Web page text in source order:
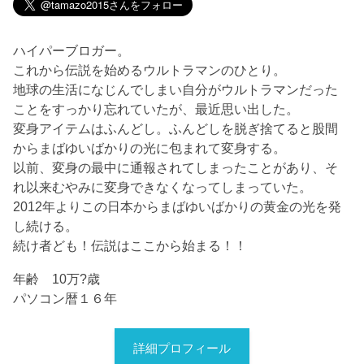
ハイパーブロガー。
これから伝説を始めるウルトラマンのひとり。
地球の生活になじんでしまい自分がウルトラマンだった
ことをすっかり忘れていたが、最近思い出した。
変身アイテムはふんどし。ふんどしを脱ぎ捨てると股間
からまばゆいばかりの光に包まれて変身する。
以前、変身の最中に通報されてしまったことがあり、そ
れ以来むやみに変身できなくなってしまっていた。
2012年よりこの日本からまばゆいばかりの黄金の光を発
し続ける。
続け者ども！伝説はここから始まる！！
年齢 10万?歳
パソコン暦１６年
詳細プロフィール